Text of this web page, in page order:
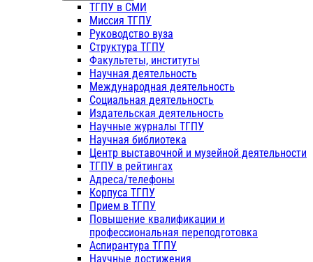
ТГПУ в СМИ
Миссия ТГПУ
Руководство вуза
Структура ТГПУ
Факультеты, институты
Научная деятельность
Международная деятельность
Социальная деятельность
Издательская деятельность
Научные журналы ТГПУ
Научная библиотека
Центр выставочной и музейной деятельности
ТГПУ в рейтингах
Адреса/телефоны
Корпуса ТГПУ
Прием в ТГПУ
Повышение квалификации и
профессиональная переподготовка
Аспирантура ТГПУ
Научные достижения